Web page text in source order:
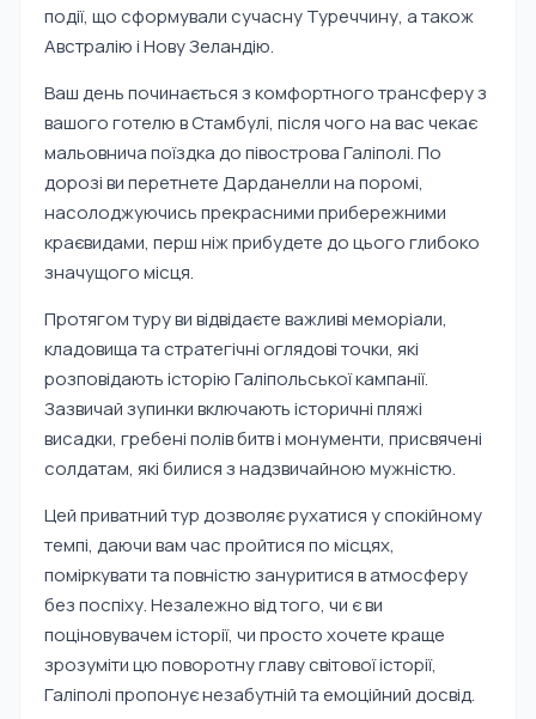
події, що сформували сучасну Туреччину, а також
Австралію і Нову Зеландію.
Ваш день починається з комфортного трансферу з
вашого готелю в Стамбулі, після чого на вас чекає
мальовнича поїздка до півострова Галіполі. По
дорозі ви перетнете Дарданелли на поромі,
насолоджуючись прекрасними прибережними
краєвидами, перш ніж прибудете до цього глибоко
значущого місця.
Протягом туру ви відвідаєте важливі меморіали,
кладовища та стратегічні оглядові точки, які
розповідають історію Галіпольської кампанії.
Зазвичай зупинки включають історичні пляжі
висадки, гребені полів битв і монументи, присвячені
солдатам, які билися з надзвичайною мужністю.
Цей приватний тур дозволяє рухатися у спокійному
темпі, даючи вам час пройтися по місцях,
поміркувати та повністю зануритися в атмосферу
без поспіху. Незалежно від того, чи є ви
поціновувачем історії, чи просто хочете краще
зрозуміти цю поворотну главу світової історії,
Галіполі пропонує незабутній та емоційний досвід.